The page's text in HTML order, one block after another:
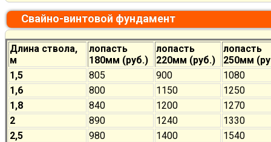
Свайно-винтовой фундамент
Длина ствола,
м
лопасть
180мм (руб.)
лопасть
220мм (руб.)
лопасть
250мм
1,5
805 900
1080
1,6
800 1150
1250
1,8
840 1200
1270
2
890 1240
1330
2,5
980 1400
1540